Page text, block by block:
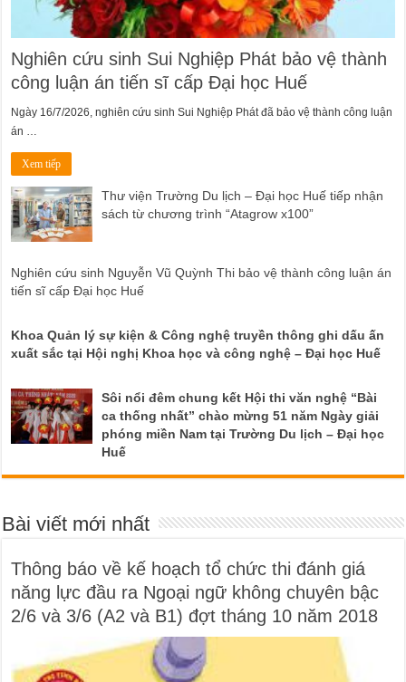
Nghiên cứu sinh Sui Nghiệp Phát bảo vệ thành
công luận án tiến sĩ cấp Đại học Huế
Ngày 16/7/2026, nghiên cứu sinh Sui Nghiệp Phát đã bảo vệ thành công luận
án …
Xem tiếp
Thư viện Trường Du lịch – Đại học Huế tiếp nhận
sách từ chương trình “Atagrow x100”
Nghiên cứu sinh Nguyễn Vũ Quỳnh Thi bảo vệ thành công luận án
tiến sĩ cấp Đại học Huế
Khoa Quản lý sự kiện & Công nghệ truyền thông ghi dấu ấn
xuất sắc tại Hội nghị Khoa học và công nghệ – Đại học Huế
Sôi nổi đêm chung kết Hội thi văn nghệ “Bài
ca thống nhất” chào mừng 51 năm Ngày giải
phóng miền Nam tại Trường Du lịch – Đại học
Huế
Bài viết mới nhất
Thông báo về kế hoạch tổ chức thi đánh giá
năng lực đầu ra Ngoại ngữ không chuyên bậc
2/6 và 3/6 (A2 và B1) đợt tháng 10 năm 2018